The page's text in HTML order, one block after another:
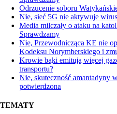
Odrzucenie soboru
Nie, sieć 5G nie aktywuje
Media milczały o ataku na
Sprawdzamy
Nie, Przewodnicząca KE nie
Kodeksu Norymberskiego i
Krowie bąki emitują więcej
transportu?
Nie, skuteczność amantadyny
potwierdzona
TEMATY